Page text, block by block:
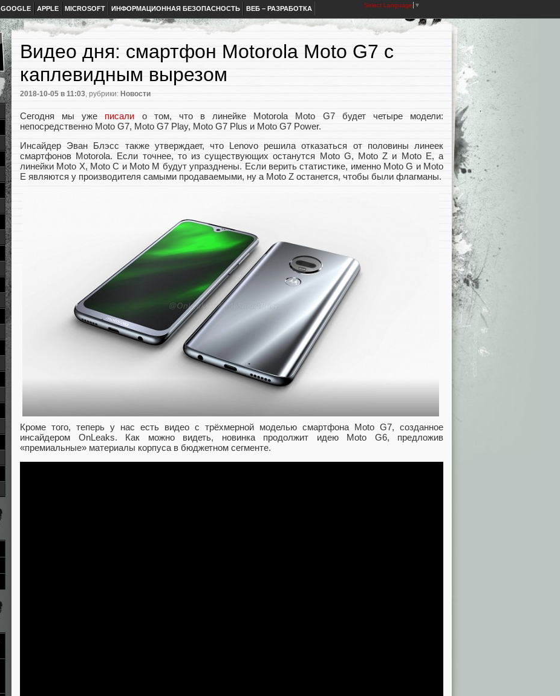
GOOGLE APPLE MICROSOFT ИНФОРМАЦИОННАЯ БЕЗОПАСНОСТЬ ВЕБ – РАЗРАБОТКА Select Language ▼
Видео дня: смартфон Motorola Moto G7 с
каплевидным вырезом
2018-10-05 в 11:03, рубрики: Новости
Сегодня мы уже писали о том, что в линейке Motorola Moto G7 будет четыре модели:
непосредственно Moto G7, Moto G7 Play, Moto G7 Plus и Moto G7 Power.
Инсайдер Эван Блэсс также утверждает, что Lenovo решила отказаться от половины линеек
смартфонов Motorola. Если точнее, то из существующих останутся Moto G, Moto Z и Moto E, а
линейки Moto X, Moto C и Moto M будут упразднены. Если верить статистике, именно Moto G и Moto
E являются у производителя самыми продаваемыми, ну а Moto Z останется, чтобы были флагманы.
Кроме того, теперь у нас есть видео с трёхмерной моделью смартфона Moto G7, созданное
инсайдером OnLeaks. Как можно видеть, новинка продолжит идею Moto G6, предложив
«премиальные» материалы корпуса в бюджетном сегменте.